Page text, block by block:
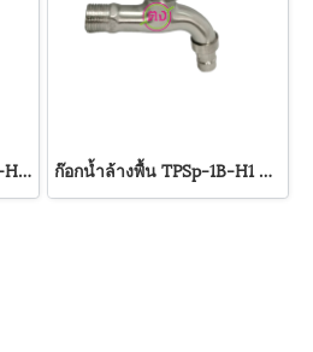
ก๊อกอ่างล้างหน้า TPSp-3B-H2 TAMPA ก๊อกน้ำล้างพื้น TPSp-1B-H1 TAMPA